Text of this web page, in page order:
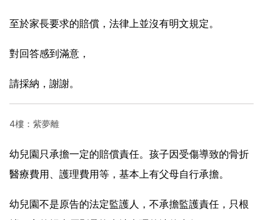
至於家長要求的賠償，法律上並沒有明文規定。
對回答感到滿意，
請採納，謝謝。
4樓：紫夢離
幼兒園只承擔一定的賠償責任。孩子因受傷導致的骨折
醫療費用、護理費用等，基本上有父母自行承擔。
幼兒園不是原告的法定監護人，不承擔監護責任，只根